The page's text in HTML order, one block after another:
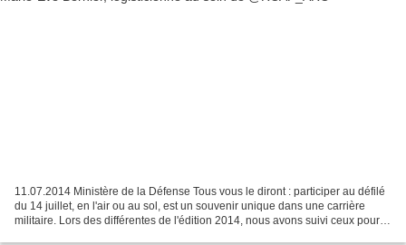
11.07.2014 Ministère de la Défense Tous vous le diront : participer au défilé
du 14 juillet, en l'air ou au sol, est un souvenir unique dans une carrière
militaire. Lors des différentes de l'édition 2014, nous avons suivi ceux pour